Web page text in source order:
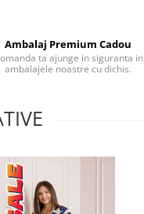
Ambalaj Premium Cadou
ta ajunge in siguranta in
ambalajele noastre cu dichis.